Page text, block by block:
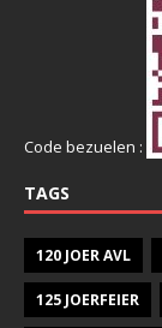
Code bezuelen :
TAGS
120 JOER AVL
125 JOERFEIER